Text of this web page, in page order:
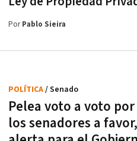
PorPablo Sieira
Pelea voto a voto
los senadores a
POLÍTICA/ Senado